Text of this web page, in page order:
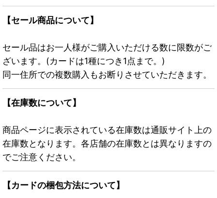
【セール商品について】
セール品はお一人様がご購入いただける数に限数がご
ざいます。(カードは1種につき1点まで。)
同一住所での複数購入もお断りさせていただきます。
【在庫数について】
商品ページに表示されている在庫数は通販サイト上の
在庫数となります。各店舗の在庫数とは異なりますの
でご注意ください。
【カードの梱包方法について】